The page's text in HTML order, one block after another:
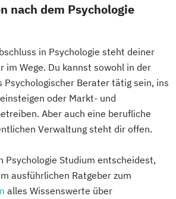
nach dem Psychologie
in Psychologie steht deiner
im Wege. Du kannst sowohl in der
Berater tätig sein, ins
oder Markt- und
Aber auch eine berufliche
Verwaltung steht dir offen.
Psychologie Studium entscheidest,
ausführlichen Ratgeber zum
alles Wissenswerte über